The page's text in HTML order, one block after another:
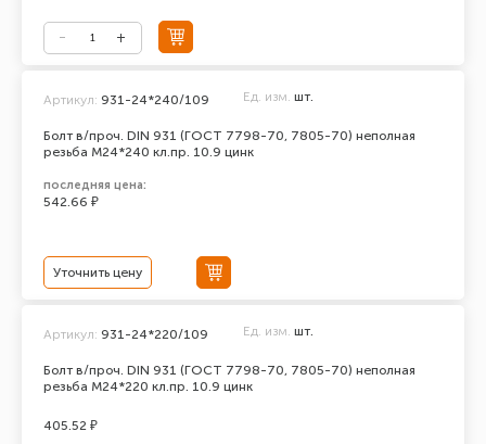
Болт в/проч. DIN 931 (ГОСТ 7798-70, 7805-70) неполная
резьба М24*240 кл.пр. 10.9 цинк
Артикул: 931-24*240/109 Ед. изм. шт.
последняя цена:
542.66 ₽
Уточнить цену
Болт в/проч. DIN 931 (ГОСТ 7798-70, 7805-70) неполная
резьба М24*220 кл.пр. 10.9 цинк
Артикул: 931-24*220/109 Ед. изм. шт.
405.52 ₽